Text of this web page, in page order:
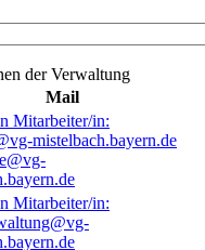
der Verwaltung
Mail